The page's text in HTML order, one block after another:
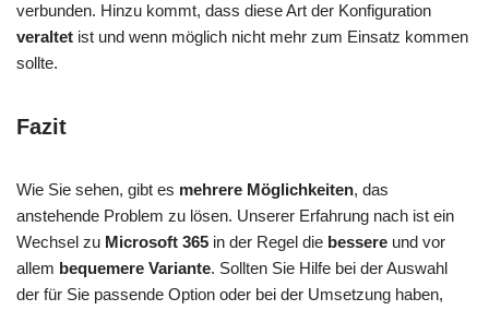
verbunden. Hinzu kommt, dass diese Art der Konfiguration
veraltet ist und wenn möglich nicht mehr zum Einsatz kommen
sollte.
Fazit
Wie Sie sehen, gibt es mehrere Möglichkeiten, das
anstehende Problem zu lösen. Unserer Erfahrung nach ist ein
Wechsel zu Microsoft 365 in der Regel die bessere und vor
allem bequemere Variante. Sollten Sie Hilfe bei der Auswahl
der für Sie passende Option oder bei der Umsetzung haben,